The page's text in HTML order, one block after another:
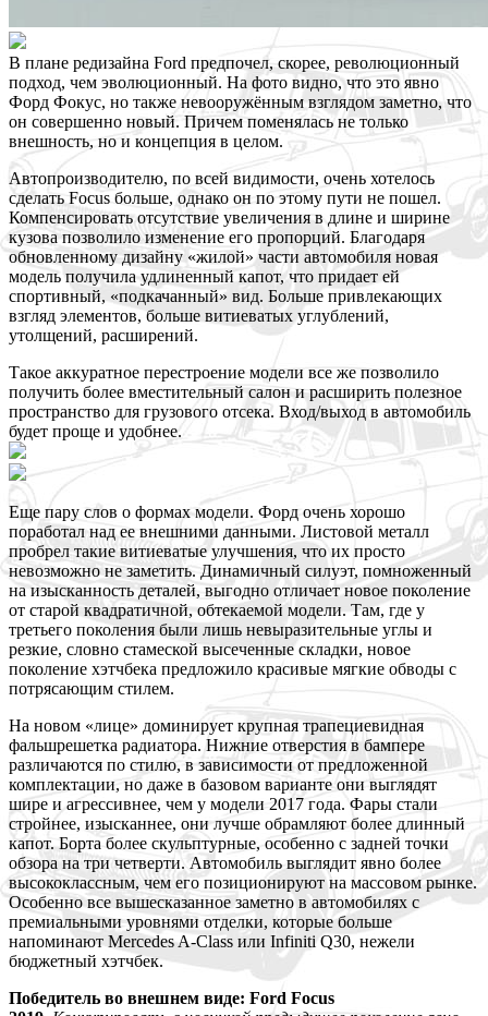
В плане редизайна Ford предпочел, скорее, революционный
подход, чем эволюционный. На фото видно, что это явно
Форд Фокус, но также невооружённым взглядом заметно, что
он совершенно новый. Причем поменялась не только
внешность, но и концепция в целом.
Автопроизводителю, по всей видимости, очень хотелось
сделать Focus больше, однако он по этому пути не пошел.
Компенсировать отсутствие увеличения в длине и ширине
кузова позволило изменение его пропорций. Благодаря
обновленному дизайну «жилой» части автомобиля новая
модель получила удлиненный капот, что придает ей
спортивный, «подкачанный» вид. Больше привлекающих
взгляд элементов, больше витиеватых углублений,
утолщений, расширений.
Такое аккуратное перестроение модели все же позволило
получить более вместительный салон и расширить полезное
пространство для грузового отсека. Вход/выход в автомобиль
будет проще и удобнее.
Еще пару слов о формах модели. Форд очень хорошо
поработал над ее внешними данными. Листовой металл
пробрел такие витиеватые улучшения, что их просто
невозможно не заметить. Динамичный силуэт, помноженный
на изысканность деталей, выгодно отличает новое поколение
от старой квадратичной, обтекаемой модели. Там, где у
третьего поколения были лишь невыразительные углы и
резкие, словно стамеской высеченные складки, новое
поколение хэтчбека предложило красивые мягкие обводы с
потрясающим стилем.
На новом «лице» доминирует крупная трапециевидная
фальшрешетка радиатора. Нижние отверстия в бампере
различаются по стилю, в зависимости от предложенной
комплектации, но даже в базовом варианте они выглядят
шире и агрессивнее, чем у модели 2017 года. Фары стали
стройнее, изысканнее, они лучше обрамляют более длинный
капот. Борта более скульптурные, особенно с задней точки
обзора на три четверти. Автомобиль выглядит явно более
высококлассным, чем его позиционируют на массовом рынке.
Особенно все вышесказанное заметно в автомобилях с
премиальными уровнями отделки, которые больше
напоминают Mercedes A-Class или Infiniti Q30, нежели
бюджетный хэтчбек.
Победитель во внешнем виде: Ford Focus